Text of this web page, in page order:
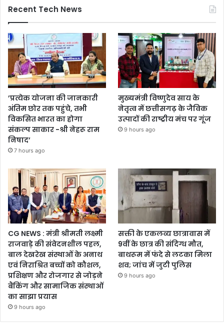
Recent Tech News
’प्रत्येक योजना की जानकारी
अंतिम छोर तक पहुंचे, तभी
विकसित भारत का होगा
संकल्प साकार -श्री नेहरू राम
निषाद’
7 hours ago
मुख्यमंत्री विष्णुदेव साय के
नेतृत्व में छत्तीसगढ़ के जैविक
उत्पादों की राष्ट्रीय मंच पर गूंज
9 hours ago
CG NEWS : मंत्री श्रीमती लक्ष्मी
राजवाड़े की संवेदनशील पहल,
बाल देखरेख संस्थाओं के अनाथ
एवं निराश्रित बच्चों को कौशल,
प्रशिक्षण और रोजगार से जोड़ने
बैंकिंग और सामाजिक संस्थाओं
का साझा प्रयास
9 hours ago
सक्ती के एकलव्य छात्रावास में
9वीं के छात्र की संदिग्ध मौत,
बाथरूम में फंदे से लटका मिला
शव; जांच में जुटी पुलिस
9 hours ago